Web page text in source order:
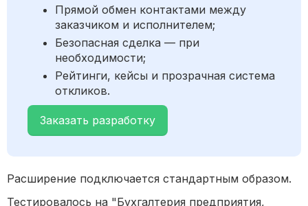
Прямой обмен контактами между
заказчиком и исполнителем;
Безопасная сделка — при
необходимости;
Рейтинги, кейсы и прозрачная система
откликов.
Заказать разработку
Расширение подключается стандартным образом.
Тестировалось на "Бухгалтерия предприятия,